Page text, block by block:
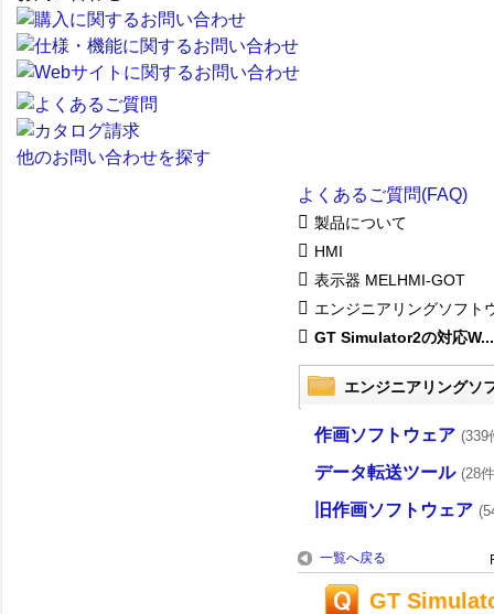
他のお問い合わせを探す
よくあるご質問(FAQ)
製品について
HMI
表示器 MELHMI-GOT
エンジニアリングソフト
GT Simulator2の対応W...
エンジニアリングソ
作画ソフトウェア (339
データ転送ツール (28
旧作画ソフトウェア
一覧へ戻る
GT